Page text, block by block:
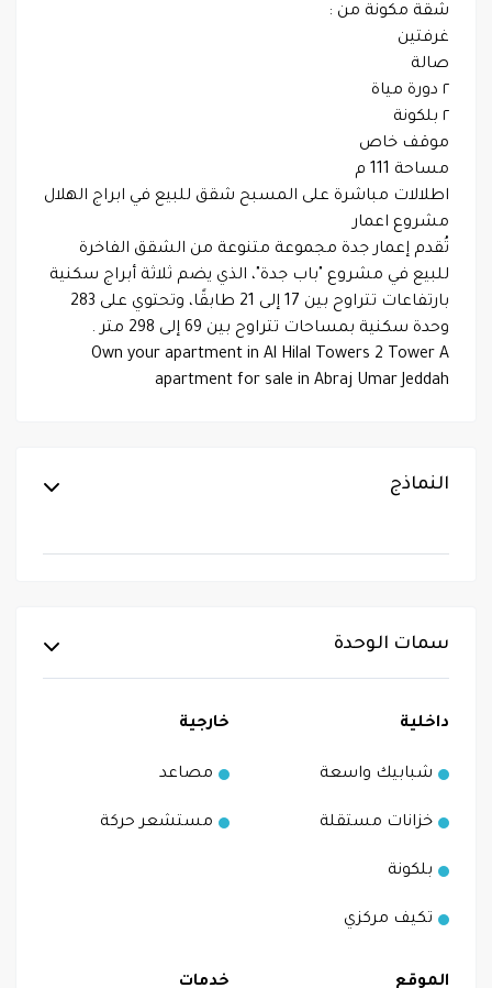
شقة مكونة من :
غرفتين
صالة
٢ دورة مياة
٢ بلكونة
موقف خاص
مساحة 111 م
اطلالات مباشرة على المسبح شقق للبيع في ابراج الهلال
مشروع اعمار
تُقدم إعمار جدة مجموعة متنوعة من الشقق الفاخرة
للبيع في مشروع "باب جدة"، الذي يضم ثلاثة أبراج سكنية
بارتفاعات تتراوح بين 17 إلى 21 طابقًا، وتحتوي على 283
وحدة سكنية بمساحات تتراوح بين 69 إلى 298 متر .
Own your apartment in Al Hilal Towers 2 Tower A
apartment for sale in Abraj Umar Jeddah
النماذج
سمات الوحدة
داخلية
شبابيك واسعة
خزانات مستقلة
بلكونة
تكيف مركزي
خارجية
مصاعد
مستشعر حركة
الموقع خدمات